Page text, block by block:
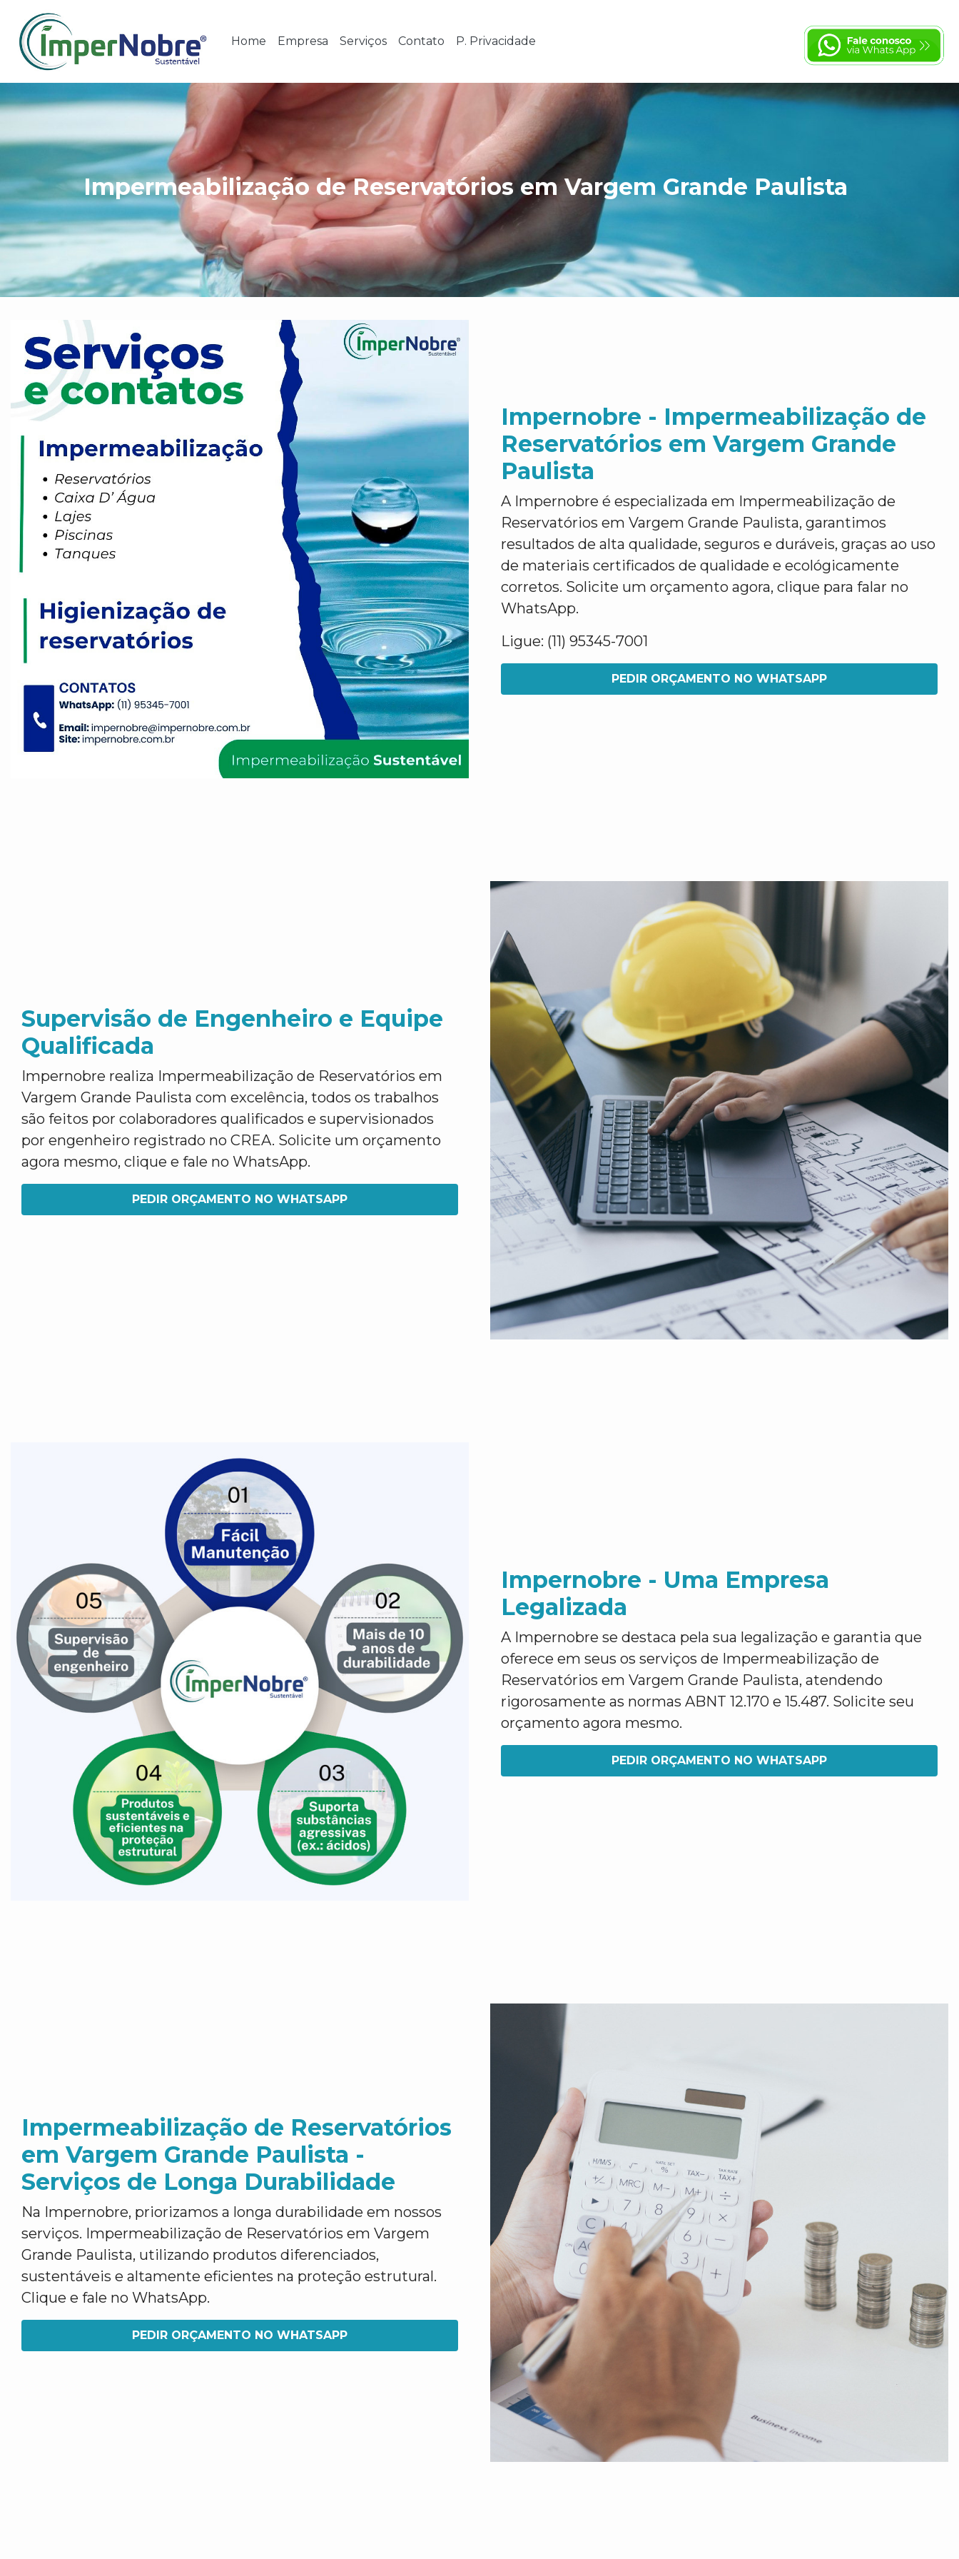
Home Empresa Serviços Contato P. Privacidade
Impermeabilização de Reservatórios em Vargem Grande Paulista
Impernobre - Impermeabilização de
Reservatórios em Vargem Grande
Paulista
A Impernobre é especializada em Impermeabilização de
Reservatórios em Vargem Grande Paulista, garantimos
resultados de alta qualidade, seguros e duráveis, graças ao uso
de materiais certificados de qualidade e ecológicamente
corretos. Solicite um orçamento agora, clique para falar no
WhatsApp.
Ligue: (11) 95345-7001
PEDIR ORÇAMENTO NO WHATSAPP
Supervisão de Engenheiro e Equipe
Qualificada
Impernobre realiza Impermeabilização de Reservatórios em
Vargem Grande Paulista com excelência, todos os trabalhos
são feitos por colaboradores qualificados e supervisionados
por engenheiro registrado no CREA. Solicite um orçamento
agora mesmo, clique e fale no WhatsApp.
PEDIR ORÇAMENTO NO WHATSAPP
Impernobre - Uma Empresa
Legalizada
A Impernobre se destaca pela sua legalização e garantia que
oferece em seus os serviços de Impermeabilização de
Reservatórios em Vargem Grande Paulista, atendendo
rigorosamente as normas ABNT 12.170 e 15.487. Solicite seu
orçamento agora mesmo.
PEDIR ORÇAMENTO NO WHATSAPP
Impermeabilização de Reservatórios
em Vargem Grande Paulista -
Serviços de Longa Durabilidade
Na Impernobre, priorizamos a longa durabilidade em nossos
serviços. Impermeabilização de Reservatórios em Vargem
Grande Paulista, utilizando produtos diferenciados,
sustentáveis e altamente eficientes na proteção estrutural.
Clique e fale no WhatsApp.
PEDIR ORÇAMENTO NO WHATSAPP